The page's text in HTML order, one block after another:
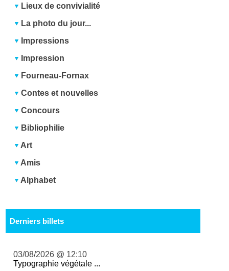
Lieux de convivialité
La photo du jour...
Impressions
Impression
Fourneau-Fornax
Contes et nouvelles
Concours
Bibliophilie
Art
Amis
Alphabet
Derniers billets
03/08/2026 @ 12:10
Typographie végétale ...